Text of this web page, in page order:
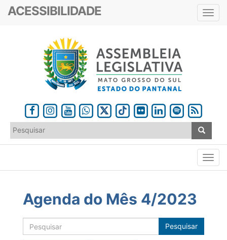
ACESSIBILIDADE
Agenda do Mês 4/2023
Pesquisar